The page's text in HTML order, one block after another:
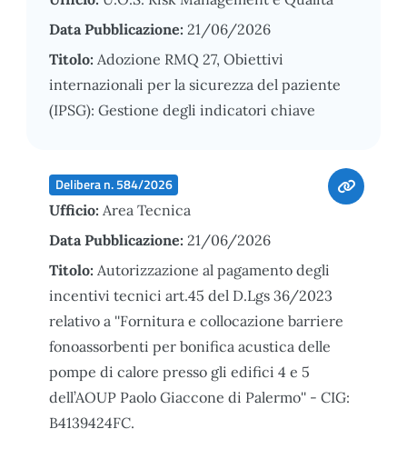
Data Pubblicazione: 21/06/2026
Titolo: Adozione RMQ 27, Obiettivi
internazionali per la sicurezza del paziente
(IPSG): Gestione degli indicatori chiave
Delibera n. 584/2026
Ufficio: Area Tecnica
Data Pubblicazione: 21/06/2026
Titolo: Autorizzazione al pagamento degli
incentivi tecnici art.45 del D.Lgs 36/2023
relativo a ''Fornitura e collocazione barriere
fonoassorbenti per bonifica acustica delle
pompe di calore presso gli edifici 4 e 5
dell’AOUP Paolo Giaccone di Palermo'' - CIG:
B4139424FC.